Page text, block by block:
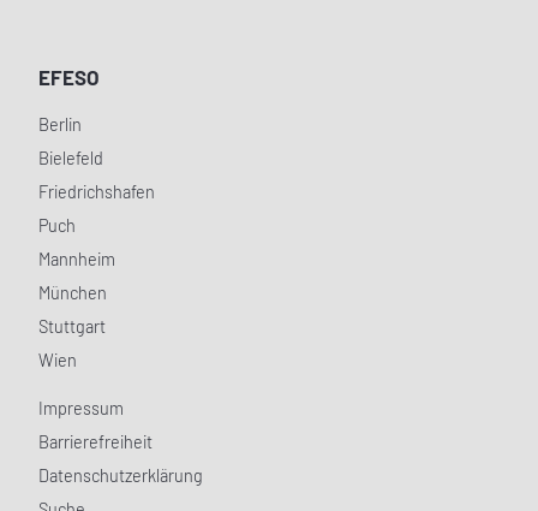
EFESO
Berlin
Bielefeld
Friedrichshafen
Puch
Mannheim
München
Stuttgart
Wien
Impressum
Barrierefreiheit
Datenschutzerklärung